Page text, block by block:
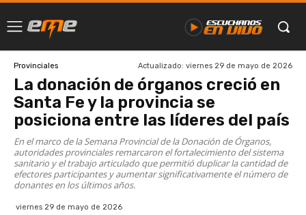
Provinciales Actualizado: viernes 29 de mayo de 2026
La donación de órganos creció en
Santa Fe y la provincia se
posiciona entre las líderes del país
En el marco de la Semana Provincial de la Donación de Órganos,
autoridades provinciales remarcaron el fortalecimiento del sistema
sanitario y el trabajo articulado que permitió duplicar la cantidad de
efectores participantes y aumentar significativamente el número de
donantes en los últimos años.
viernes 29 de mayo de 2026